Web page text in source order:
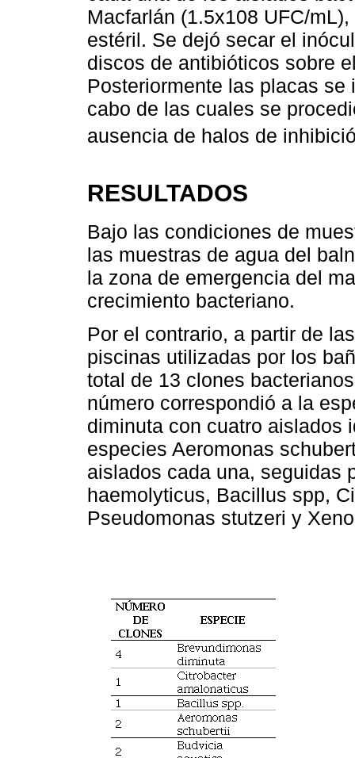
Macfarlán (1.5x108 UFC/
estéril. Se dejó secar el
discos de antibióticos sobre
Posteriormente las placas se
cabo de las cuales se
ausencia de halos de
RESULTADOS
Bajo las condiciones de
las muestras de agua del
la zona de emergencia del
crecimiento bacteriano.
Por el contrario, a partir de
piscinas utilizadas por los
total de 13 clones
número correspondió a la
diminuta con cuatro aislados
especies Aeromonas
aislados cada una, seguidas
haemolyticus, Bacillus spp,
Pseudomonas stutzeri y